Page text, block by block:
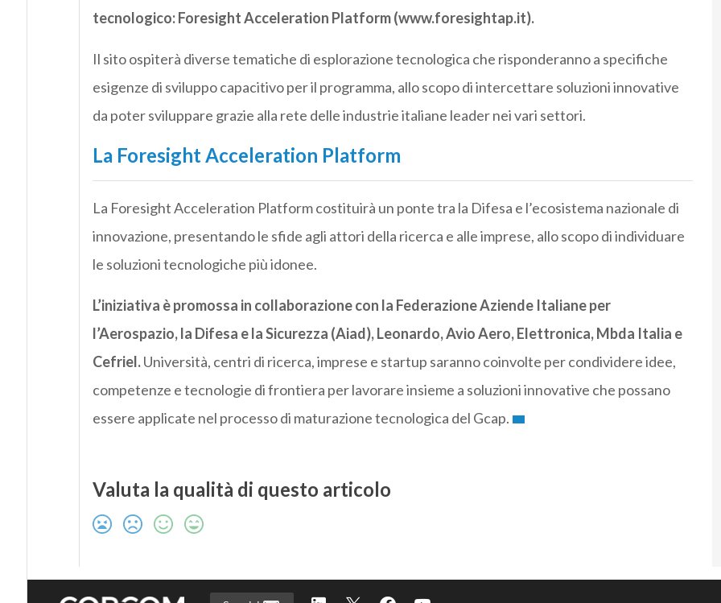
tecnologico: Foresight Acceleration Platform (www.foresightap.it).
Il sito ospiterà diverse tematiche di esplorazione tecnologica che risponderanno a specifiche
esigenze di sviluppo capacitivo per il programma, allo scopo di intercettare soluzioni innovative
da poter sviluppare grazie alla rete delle industrie italiane leader nei vari settori.
La Foresight Acceleration Platform
La Foresight Acceleration Platform costituirà un ponte tra la Difesa e l’ecosistema nazionale di
innovazione, presentando le sfide agli attori della ricerca e alle imprese, allo scopo di individuare
le soluzioni tecnologiche più idonee.
L’iniziativa è promossa in collaborazione con la Federazione Aziende Italiane per
l’Aerospazio, la Difesa e la Sicurezza (Aiad), Leonardo, Avio Aero, Elettronica, Mbda Italia e
Cefriel.Università, centri di ricerca, imprese e startup saranno coinvolte per condividere idee,
competenze e tecnologie di frontiera per lavorare insieme a soluzioni innovative che possano
essere applicate nel processo di maturazione tecnologica del Gcap.
Valuta la qualità di questo articolo